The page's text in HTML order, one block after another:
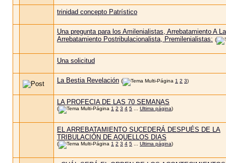
trinidad concepto Patrístico
Una pregunta para los Amilenialistas, Arrebatamiento A
Arrebatamiento Postribulacionalista, Premilenialistas: (
Una solicitud
La Bestia Revelación ( 1 2 3)
LA PROFECIA DE LAS 70 SEMANAS
( 1 2 3 4 5 Ultima página)
EL ARREBATAMIENTO SUCEDERÁ DESPUÉS DE LA
TRIBULACIÓN DE AQUELLOS DIAS
( 1 2 3 4 5 Ultima página)